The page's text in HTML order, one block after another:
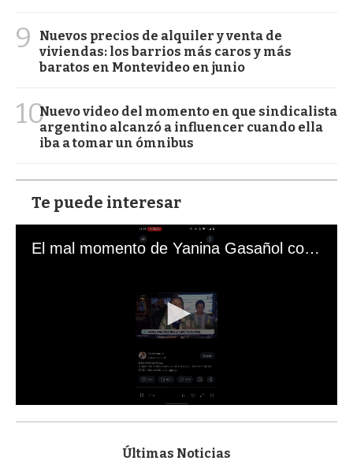
9
Nuevos precios de alquiler y venta de
viviendas: los barrios más caros y más
baratos en Montevideo en junio
10Nuevo video del momento en que sindicalista
argentino alcanzó a influencer cuando ella
iba a tomar un ómnibus
Te puede interesar
El mal momento de Yanina Gasañol con un hincha argentino en "Subrayado"
s
Últimas Noticias